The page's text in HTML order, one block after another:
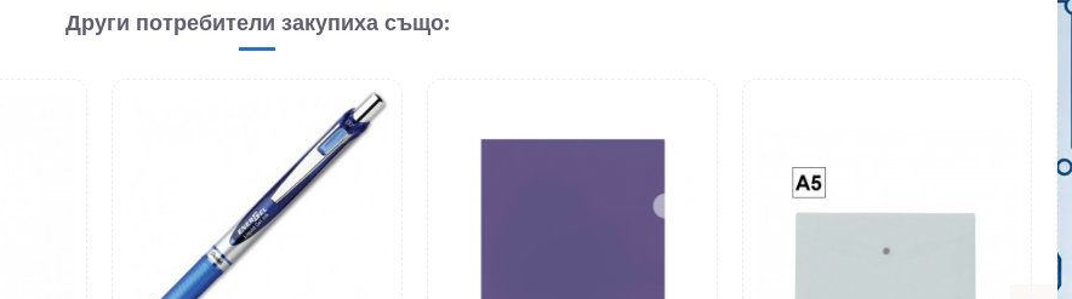
Други потребители закупиха също: